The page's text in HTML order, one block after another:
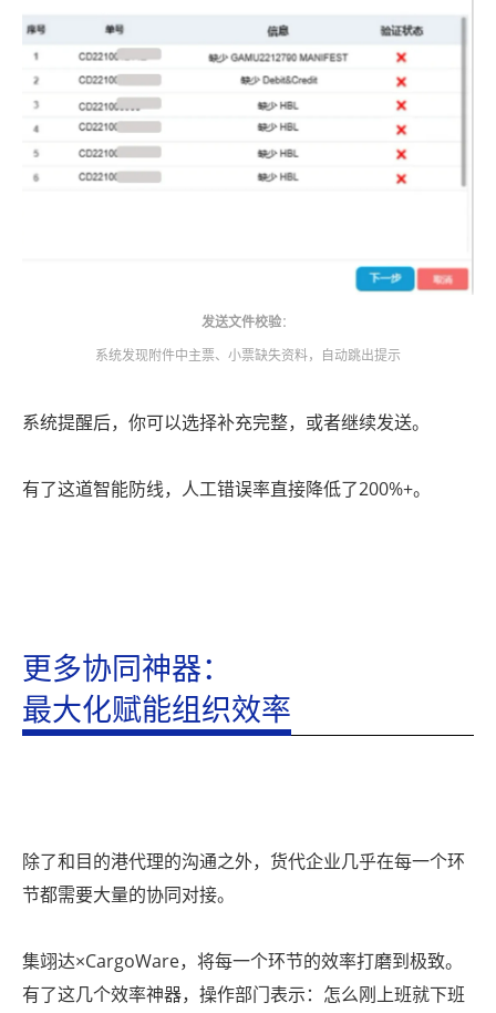
发送文件校验：
系统发现附件中主票、小票缺失资料，自动跳出提示
系统提醒后，你可以选择补充完整，或者继续发送。
有了这道智能防线，人工错误率直接降低了200%+。
更多协同神器：
最大化赋能组织效率
除了和目的港代理的沟通之外，货代企业几乎在每一个环
节都需要大量的协同对接。
集翊达×CargoWare，将每一个环节的效率打磨到极致。
有了这几个效率神器，操作部门表示：怎么刚上班就下班